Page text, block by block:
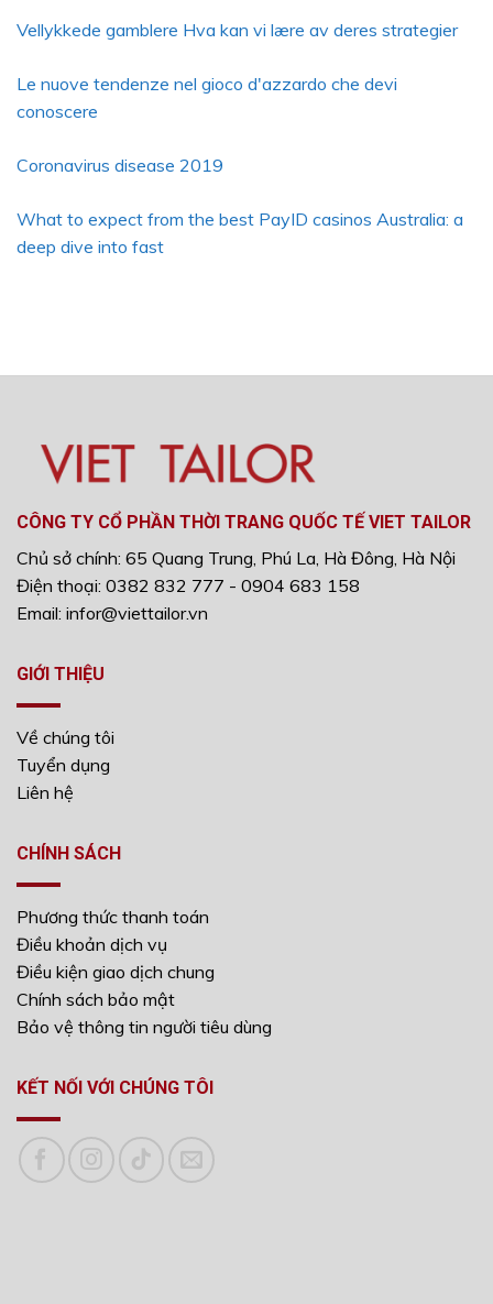
Vellykkede gamblere Hva kan vi lære av deres strategier
Le nuove tendenze nel gioco d'azzardo che devi
conoscere
Coronavirus disease 2019
What to expect from the best PayID casinos Australia: a
deep dive into fast
CÔNG TY CỔ PHẦN THỜI TRANG QUỐC TẾ VIET TAILOR
Chủ sở chính: 65 Quang Trung, Phú La, Hà Đông, Hà Nội
Điện thoại: 0382 832 777 - 0904 683 158
Email: infor@viettailor.vn
GIỚI THIỆU
Về chúng tôi
Tuyển dụng
Liên hệ
CHÍNH SÁCH
Phương thức thanh toán
Điều khoản dịch vụ
Điều kiện giao dịch chung
Chính sách bảo mật
Bảo vệ thông tin người tiêu dùng
KẾT NỐI VỚI CHÚNG TÔI